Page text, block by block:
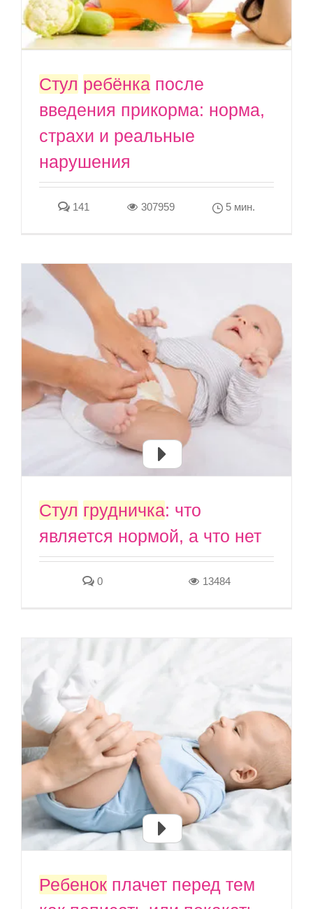
Стул ребёнка после
введения прикорма: норма,
страхи и реальные
нарушения
141 307959 5 мин.
Стул грудничка: что
является нормой, а что нет
0 13484
Ребенок плачет перед тем